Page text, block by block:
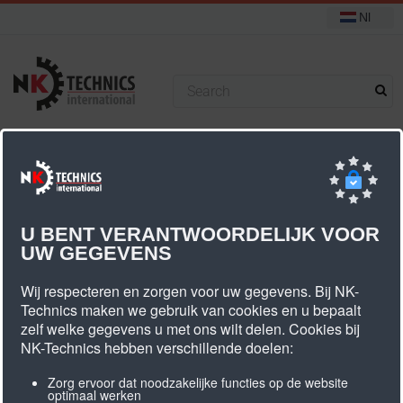
Nl
+31 (0) 314 393751
8M Riembreedte 20mm
Aantal
tanden
TypeMat.
Artikel
omschrijving
Diameter
U BENT VERANTWOORDELIJK VOOR
UW GEGEVENS
Wij respecteren en zorgen voor uw gegevens. Bij NK-
Technics maken we gebruik van cookies en u bepaalt
zelf welke gegevens u met ons wilt delen. Cookies bij
NK-Technics hebben verschillende doelen:
Zorg ervoor dat noodzakelijke functies op de website
optimaal werken